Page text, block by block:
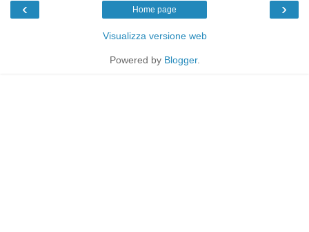
‹ ›
Home page
Visualizza versione web
Powered by Blogger.